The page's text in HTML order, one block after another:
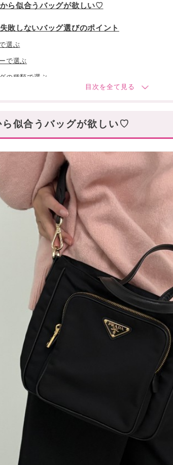
ら似合うバッグが欲しい♡
敗しないバッグ選びのポイント
選ぶ
で選ぶ
の種類で選ぶ
年】40代に人気のレディースバッグランキング
ブランド編
ブランド】40代人気のレディースバッグTOP10
】上質レザーで長く使える「トッズ」
】オールシーズン毎日使いたい「プラダ」
】周りと差のつく大容量バッグ「エムエムシックス」
】通勤中も差がつく「メゾン マルジェラ」
】どこから見ても美しい「セリーヌ」
】今年最も注目されてる「ロエベ」
】大人顔負けのバッグに注目!「マルニ」
】実力派の大人バッグ「バレンシアガ」
】大人向け穴場バッグ「ヴァレクストラ」
位】ミニマルで使いやすい「ジルサンダー」
頃ブランド】40代人気のレディースバッグTOP10
】新色が大人可愛い「ザノースフェイス」
】日本でも完売する人気ミニバッグ「ロンシャン」
】素材も機能性も兼ね備えた「コーチ」
】使いやすくて可愛い「マークジェイコブス」
】通勤用にあると便利な「ジャンニ キアリーニ」
似合うバッグが欲しい♡